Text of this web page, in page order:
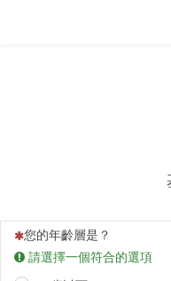
(This question is
您的年齡層是？
請選擇一個符合的選項